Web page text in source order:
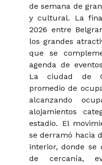
de semana de
y cultural. La
2026 entre
los grandes
que se
agenda de
La ciudad de
promedio de
alcanzando
alojamientos
estadio. El
se derramó hacia
interior, donde se
de cercanía,